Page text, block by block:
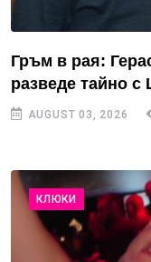
Гръм в рая:
разведе тайно с
AUGUST 03, 2026
КЛЮКИ